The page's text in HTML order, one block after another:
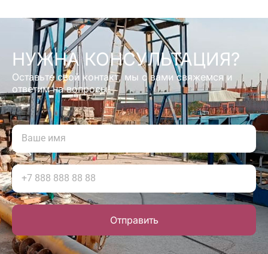
НУЖНА КОНСУЛЬТАЦИЯ?
Оставьте свой контакт, мы с вами свяжемся и
ответим на вопросы!
Отправить